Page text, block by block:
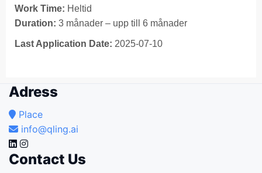
Work Time: Heltid
Duration: 3 månader – upp till 6 månader
Last Application Date: 2025-07-10
Adress
Place
info@qling.ai
Contact Us